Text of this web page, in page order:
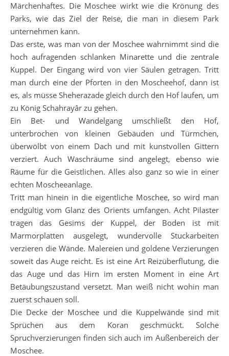
Märchenhaftes. Die Moschee wirkt wie die Krönung des
Parks, wie das Ziel der Reise, die man in diesem Park
unternehmen kann.
Das erste, was man von der Moschee wahrnimmt sind die
hoch aufragenden schlanken Minarette und die zentrale
Kuppel. Der Eingang wird von vier Säulen getragen. Tritt
man durch eine der Pforten in den Moscheehof, dann ist
es, als müsse Sheherazade gleich durch den Hof laufen, um
zu König Schahrayâr zu gehen.
Ein Bet- und Wandelgang umschließt den Hof,
unterbrochen von kleinen Gebäuden und Türmchen,
überwölbt von einem Dach und mit kunstvollen Gittern
verziert. Auch Waschräume sind angelegt, ebenso wie
Räume für die Geistlichen. Alles also ganz so wie in einer
echten Moscheeanlage.
Tritt man hinein in die eigentliche Moschee, so wird man
endgültig vom Glanz des Orients umfangen. Acht Pilaster
tragen das Gesims der Kuppel, der Boden ist mit
Marmorplatten ausgelegt, wundervolle Stuckarbeiten
verzieren die Wände. Malereien und goldene Verzierungen
soweit das Auge reicht. Es ist eine Art Reizüberflutung, die
das Auge und das Hirn im ersten Moment in eine Art
Betäubungszustand versetzt. Man weiß nicht wohin man
zuerst schauen soll.
Die Decke der Moschee und die Kuppelwände sind mit
Sprüchen aus dem Koran geschmückt. Solche
Spruchverzierungen finden sich auch im Außenbereich der
Moschee.